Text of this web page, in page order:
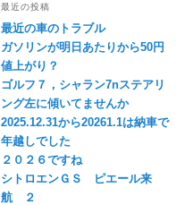
最近の投稿
最近の車のトラブル
ガソリンが明日あたりから50円
値上がり？
ゴルフ７，シャラン7nステアリ
ング左に傾いてませんか
2025.12.31から20261.1は納車で
年越しでした
２０２６ですね
シトロエンＧＳ ピエール来
航 ２